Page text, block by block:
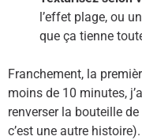
l’effet plage, ou
que ça tienne
Franchement, la
moins de 10 minutes,
renverser la bouteille
c’est une autre histoire).